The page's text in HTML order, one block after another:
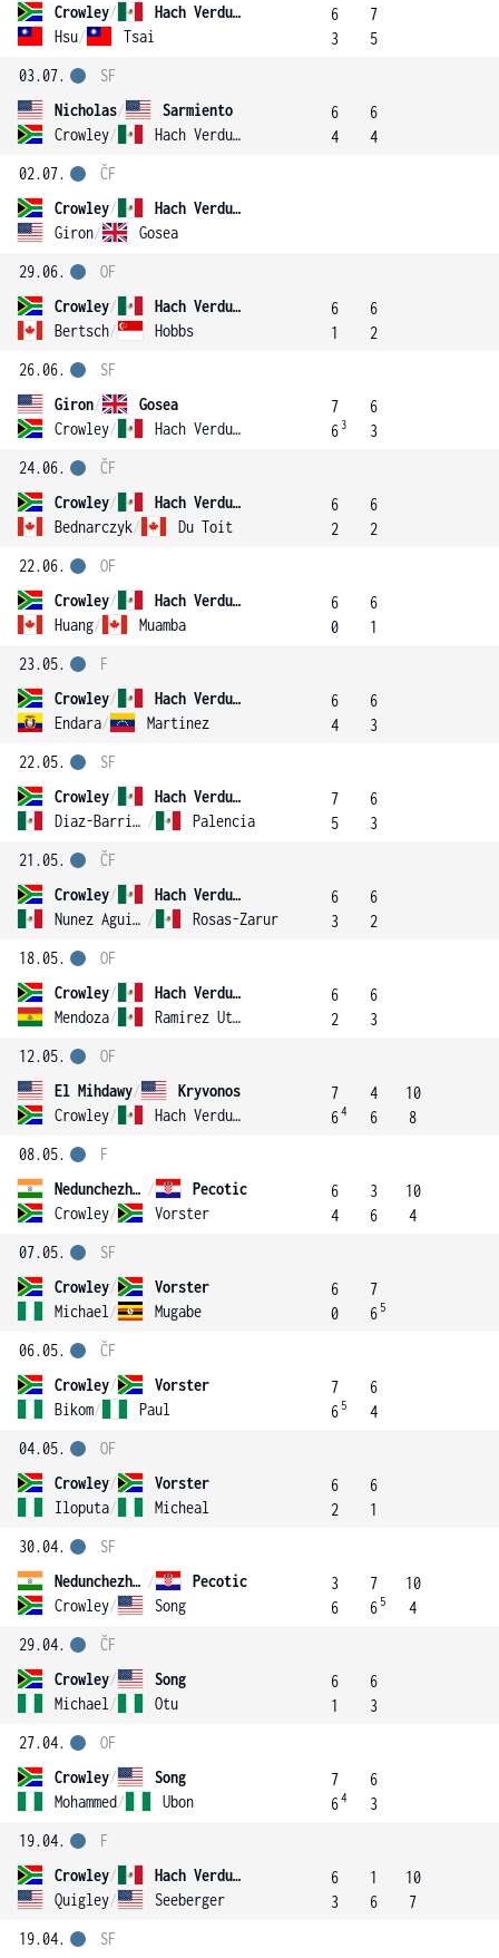
Crowley/
Hach Verdugo
Hsu/ Tsai
6
3
7
5
03.07.
Nicholas/
Sarmiento
Crowley/ Hach Verdugo
SF
6
4
6
4
02.07.
Crowley/
Hach Verdugo
Giron/ Gosea
ČF
29.06.
Crowley/
Hach Verdugo
Bertsch/ Hobbs
OF
6
1
6
2
26.06.
Giron/
Gosea
Crowley/ Hach Verdugo
SF
7
6 3
6
3
24.06.
Crowley/
Hach Verdugo
Bednarczyk/ Du Toit
ČF
6
2
6
2
22.06.
Crowley/
Hach Verdugo
Huang/ Muamba
OF
6
0
6
1
23.05.
Crowley/
Hach Verdugo
Endara/ Martinez
F
6
4
6
3
22.05.
Crowley/
Hach Verdugo
Diaz-Barriga / Palencia
SF
7
5
6
3
21.05.
Crowley/
Hach Verdugo
Nunez Aguilera / Rosas-Zarur
ČF
6
3
6
2
18.05.
Crowley/
Hach Verdugo
Mendoza/ Ramirez Utermann
OF
6
2
6
3
12.05.
El Mihdawy/
Kryvonos
Crowley/ Hach Verdugo
OF
7
64
4
6
10
8
08.05.
Nedunchezhiyan /
Pecotic
Crowley/ Vorster
F
6
4
3
6
10
4
07.05.
Crowley/
Vorster
Michael / Mugabe
SF
6
0
7
6 5
06.05.
Crowley/
Vorster
Bikom/ Paul
ČF
7
6 5
6
4
04.05.
Crowley/
Vorster
Iloputa/ Micheal
OF
6
2
6
1
30.04.
Nedunchezhiyan /
Pecotic
Crowley/ Song
SF
3
6
7
6 5
10
4
29.04.
Crowley/
Song
Michael / Otu
ČF
6
1
6
3
27.04.
Crowley/
Song
Mohammed/ Ubon
OF
7
64
6
3
19.04.
Crowley/
Hach Verdugo
Quigley/ Seeberger
F
6
3
1
6
10
7
19.04.
SF